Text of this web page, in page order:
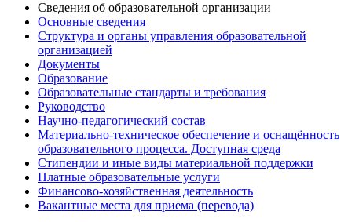
Сведения об образовательной организации
Основные сведения
Структура и органы управления образовательной
организацией
Документы
Образование
Образовательные стандарты и требования
Руководство
Научно-педагогический состав
Материально-техническое обеспечение и оснащённость
образовательного процесса. Доступная среда
Стипендии и иные виды материальной поддержки
Платные образовательные услуги
Финансово-хозяйственная деятельность
Вакантные места для приема (перевода)